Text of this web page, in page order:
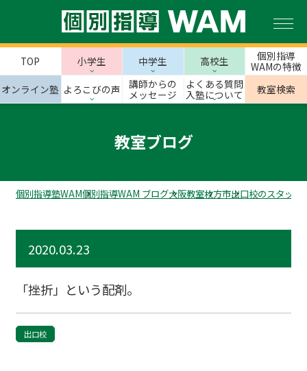
TOP 小学生 中学生 高校生
個別指導
WAMの特徴
オンライン塾 よろこびの声
講師からの
メッセージ
よくある質問
入塾について
教室検索
教室ブログ
個別指導塾WAM個別指導WAM ブログ大阪教室枚方市出口校のスタッフ
2020.03.23
「挫折」という配剤。
出口校